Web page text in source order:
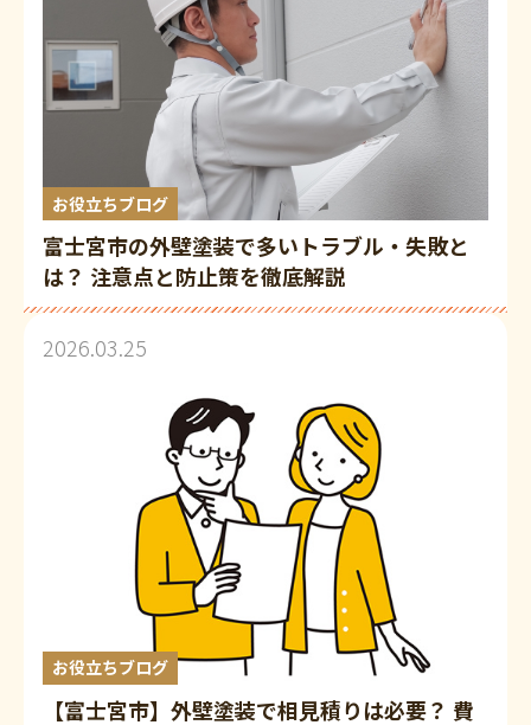
お役立ちブログ
富士宮市の外壁塗装で多いトラブル・失敗と
は？ 注意点と防止策を徹底解説
2026.03.25
お役立ちブログ
【富士宮市】外壁塗装で相見積りは必要？ 費